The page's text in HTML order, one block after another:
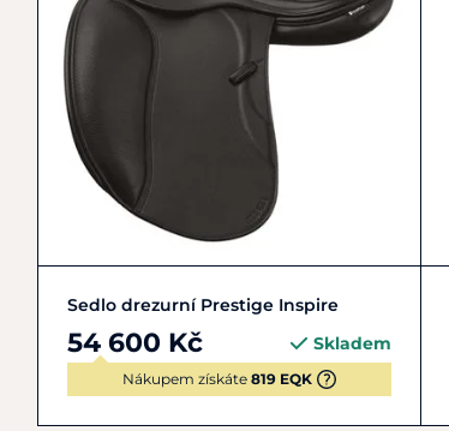
15" 16"
Sedlo drezurní Prestige Inspire
54 600 Kč Skladem
Nákupem získáte 819 EQK